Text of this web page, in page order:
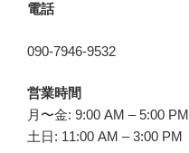
電話
090-7946-9532
営業時間
月〜金: 9:00 AM – 5:00 PM
土日: 11:00 AM – 3:00 PM